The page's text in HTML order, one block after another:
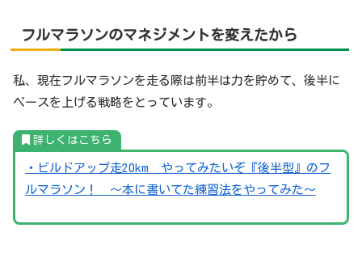
フルマラソンのマネジメントを変えたから
私、現在フルマラソンを走る際は前半は力を貯めて、後半に
ペースを上げる戦略をとっています。
詳しくはこちら
・ビルドアップ走20km やってみたいぞ『後半型』のフ
ルマラソン！ 〜本に書いてた練習法をやってみた〜